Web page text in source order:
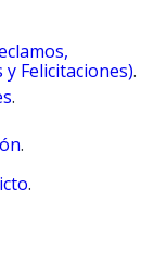
Felicitaciones).
.
.
.